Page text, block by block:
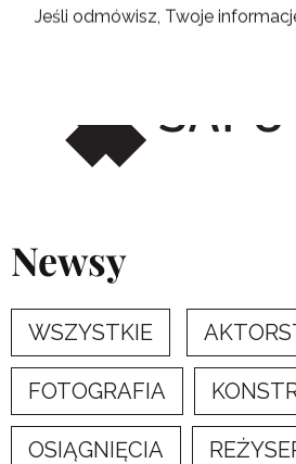
Jeśli odmówisz, Twoje
Przejdź
Newsy
WSZYSTKIE
FOTOGRAFIA
OSIĄGNIĘCIA